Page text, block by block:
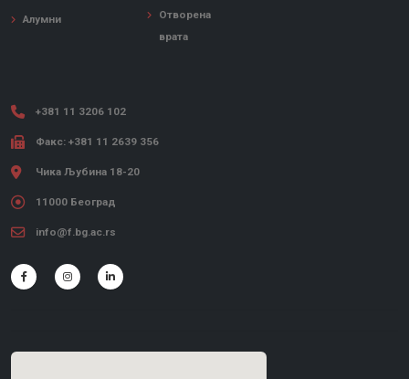
Алумни
Отворена
врата
+381 11 3206 102
Факс: +381 11 2639 356
Чика Љубина 18-20
11000 Београд
info@f.bg.ac.rs